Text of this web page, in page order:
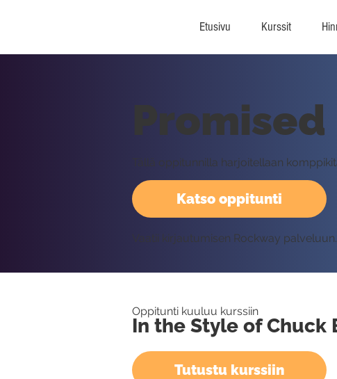
Etusivu Kurssit
Katso oppitunti
Tällä oppitunnilla harjoitellaan
Vaatii kirjautumisen Rockway palveluun.
Oppitunti kuuluu kurssiin
In the Style of Chuck
Tutustu kurssiin